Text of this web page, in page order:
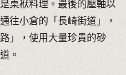
桌袱料理。最後的壓軸以
往小倉的「長崎街道」，
」，使用大量珍貴的砂
。